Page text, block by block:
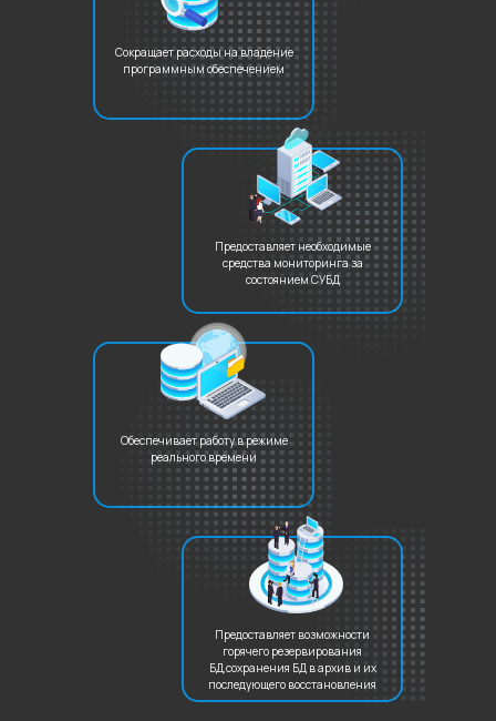
Сокращает расходы на владение
программным обеспечением
Предоставляет необходимые
средства мониторинга за
состоянием СУБД
Обеспечивает работу в режиме
реального времени
Предоставляет возможности
горячего резервирования
БД,сохранения БД в архив и их
последующего восстановления